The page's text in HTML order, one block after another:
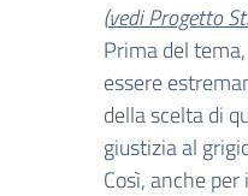
(vedi Progetto
Prima del
essere
della scelta di
giustizia al
Così, anche